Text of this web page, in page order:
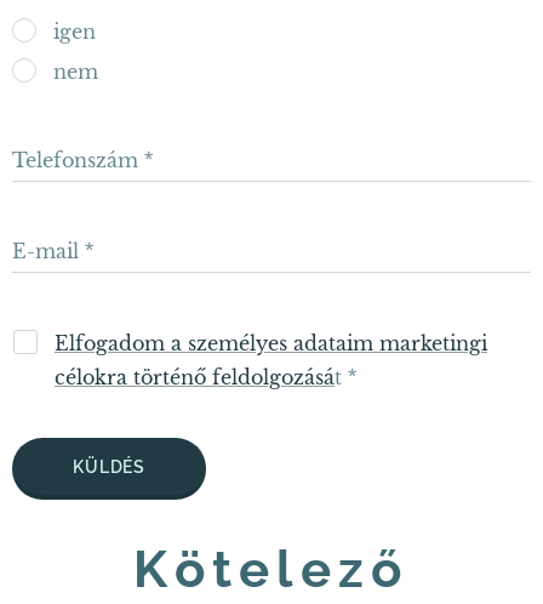
igen
nem
Telefonszám
E-mail
Elfogadom a személyes adataim marketingi
célokra történő feldolgozását
KÜLDÉS
Kötelező